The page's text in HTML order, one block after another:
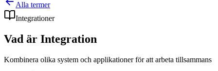
Alla termer
Integrationer
Vad är Integration
Kombinera olika system och applikationer för att arbeta tillsammans